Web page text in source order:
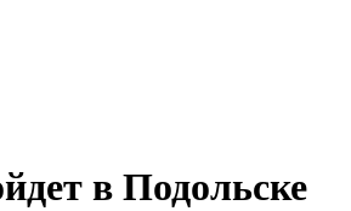
в Подольске